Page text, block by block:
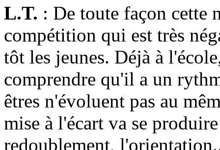
L.T. : De toute façon cette
compétition qui est très
tôt les jeunes. Déjà à
comprendre qu'il a un
êtres n'évoluent pas au
mise à l'écart va se
redoublement,